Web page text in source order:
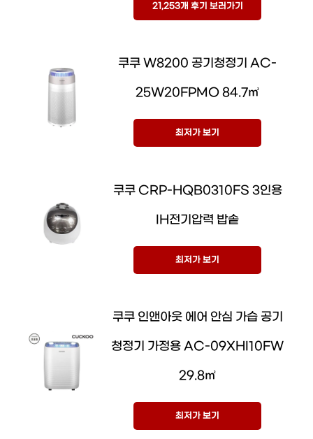
21,253개 후기 보러가기
쿠쿠 W8200 공기청정기 AC-
25W20FPMO 84.7㎡
최저가 보기
쿠쿠 CRP-HQB0310FS 3인용
IH전기압력 밥솥
최저가 보기
쿠쿠 인앤아웃 에어 안심 가습 공기
청정기 가정용 AC-09XHI10FW
29.8㎡
최저가 보기